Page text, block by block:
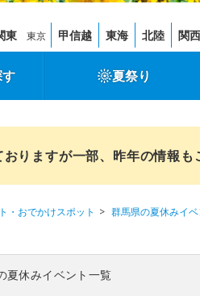
東 東京 甲信越 東海 北陸 関西
夏祭り
りますが一部、昨年の情報も
・おでかけスポット 群馬県の夏休みイ
夏休みイベント一覧